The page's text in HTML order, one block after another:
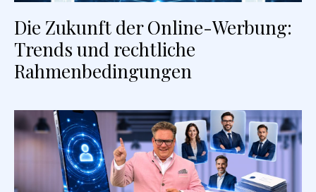
Die Zukunft der Online-Werbung:
Trends und rechtliche
Rahmenbedingungen